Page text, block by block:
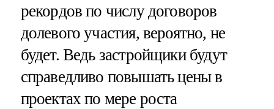
рекордов по числу договоров
долевого участия, вероятно, не
будет. Ведь застройщики будут
справедливо повышать цены в
проектах по мере роста